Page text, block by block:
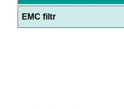
EMC filtr